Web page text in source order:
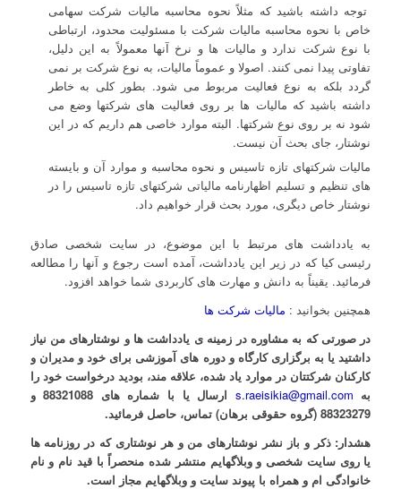
توجه داشته باشید که مثلاً نحوه محاسبه مالیات شرکت سهامی
خاص با نحوه محاسبه مالیات شرکت با مسئولیت محدود، ارتباطی
با نوع شرکت ندارد و مالیات ها و نرخ آنها معمولاً به این دلیل،
تفاوتی پیدا نمی کنند. اصولا و عموماً مالیات، به نوع شرکت بر نمی
گردد بلکه به نوع فعالیت مربوط می شود. بطور کلی به خاطر
داشته باشید که مالیات ها بر روی فعالیت های شرکتها وضع می
شود نه بر روی نوع شرکتها. البته موارد خاصی هم داریم که در این
نوشتار، جای بحث آن نیست.
مالیات شرکتهای تازه تاسیس و نحوه محاسبه و موارد آن و بایسته
های تنظیم و تسلیم اظهارنامه مالیاتی شرکتهای تازه تاسیس را در
نوشتار خاص دیگری، مورد بحث قرار خواهیم داد.
به یادداشت های مرتبط با این موضوع، در سایت شخصی صادق
رئیسی کیا که در زیر این یادداشت، آمده است رجوع و آنها را مطالعه
فرمائید. یقیناً به دانش و مهارت های کاربردی شما خواهد افزود.
همچنین بخوانید : مالیات شرکت ها
در صورتی که به مشاوره در زمینه ی یادداشت ها و نوشتارهایمن نیاز
داشتید یا به برگزاری کارگاه و دوره های آموزشی برای خود و مدیران و
کارکنان شرکتتان در موارد یاد شده، علاقه مند، بودید درخواست خود را
به s.raeisikia@gmail.com
ارسال یا با شماره های 88321088 و
88323279 (گروه حقوقی برهان) تماس، حاصل فرمائید.
هشدار:ذکر و باز نشر نوشتارهای من و هر نوشتاری که در روزنامه ها
یا روی سایت شخصی و وبلاگهایم منتشر شده منحصراً با قید نام و نام
خانوادگی ام و همراه با پیوند سایت و وبلاگهایم مجاز است.